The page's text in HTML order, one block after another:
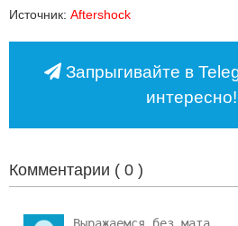
Источник: Aftershock
Запрыгивайте в
интересно!
Комментарии ( 0 )